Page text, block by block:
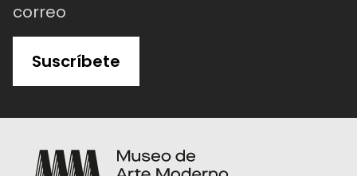
correo
Suscríbete